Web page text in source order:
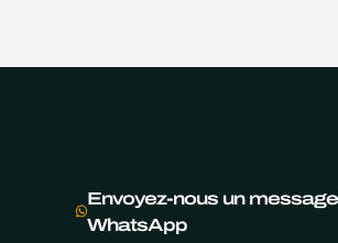
Envoyez-nous un
WhatsApp